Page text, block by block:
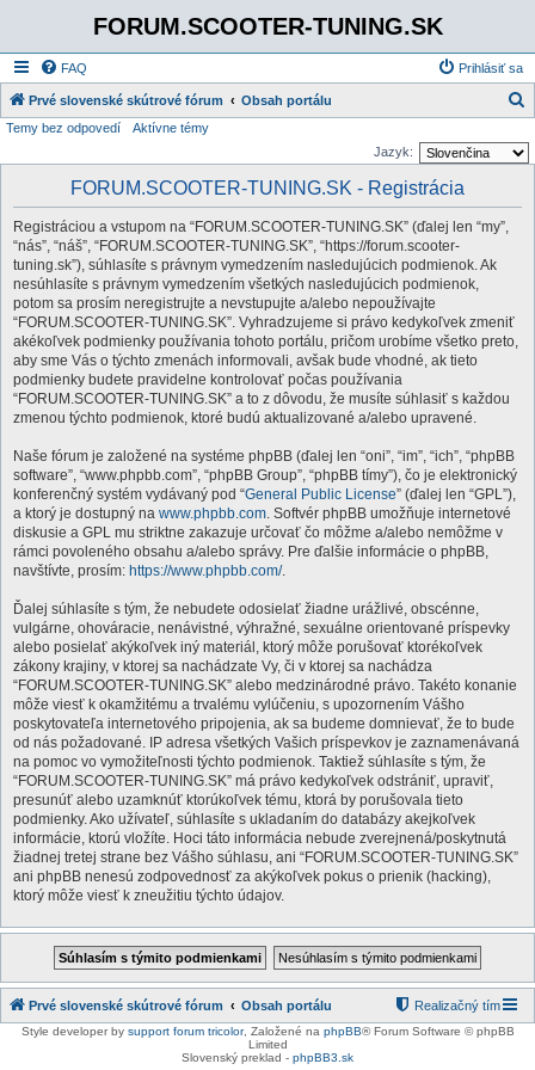
FORUM.SCOOTER-TUNING.SK
FAQ Prihlásiť sa
Prvé slovenské skútrové fórum Obsah portálu
Temy bez odpovedí
Aktívne témy
Jazyk:
FORUM.SCOOTER-TUNING.SK - Registrácia
Registráciou a vstupom na “FORUM.SCOOTER-TUNING.SK” (ďalej len “my”,
“nás”, “náš”, “FORUM.SCOOTER-TUNING.SK”, “https://forum.scooter-
tuning.sk”), súhlasíte s právnym vymedzením nasledujúcich podmienok. Ak
nesúhlasíte s právnym vymedzením všetkých nasledujúcich podmienok,
potom sa prosím neregistrujte a nevstupujte a/alebo nepoužívajte
“FORUM.SCOOTER-TUNING.SK”. Vyhradzujeme si právo kedykoľvek zmeniť
akékoľvek podmienky používania tohoto portálu, pričom urobíme všetko preto,
aby sme Vás o týchto zmenách informovali, avšak bude vhodné, ak tieto
podmienky budete pravidelne kontrolovať počas používania
“FORUM.SCOOTER-TUNING.SK” a to z dôvodu, že musíte súhlasiť s každou
zmenou týchto podmienok, ktoré budú aktualizované a/alebo upravené.
Naše fórum je založené na systéme phpBB (ďalej len “oni”, “im”, “ich”, “phpBB
software”, “www.phpbb.com”, “phpBB Group”, “phpBB tímy”), čo je elektronický
konferenčný systém vydávaný pod “General Public License” (ďalej len “GPL”),
a ktorý je dostupný na www.phpbb.com. Softvér phpBB umožňuje internetové
diskusie a GPL mu striktne zakazuje určovať čo môžme a/alebo nemôžme v
rámci povoleného obsahu a/alebo správy. Pre ďalšie informácie o phpBB,
navštívte, prosím: https://www.phpbb.com/.
Ďalej súhlasíte s tým, že nebudete odosielať žiadne urážlivé, obscénne,
vulgárne, ohováracie, nenávistné, výhražné, sexuálne orientované príspevky
alebo posielať akýkoľvek iný materiál, ktorý môže porušovať ktorékoľvek
zákony krajiny, v ktorej sa nachádzate Vy, či v ktorej sa nachádza
“FORUM.SCOOTER-TUNING.SK” alebo medzinárodné právo. Takéto konanie
môže viesť k okamžitému a trvalému vylúčeniu, s upozornením Vášho
poskytovateľa internetového pripojenia, ak sa budeme domnievať, že to bude
od nás požadované. IP adresa všetkých Vašich príspevkov je zaznamenávaná
na pomoc vo vymožiteľnosti týchto podmienok. Taktiež súhlasíte s tým, že
“FORUM.SCOOTER-TUNING.SK” má právo kedykoľvek odstrániť, upraviť,
presunúť alebo uzamknúť ktorúkoľvek tému, ktorá by porušovala tieto
podmienky. Ako užívateľ, súhlasíte s ukladaním do databázy akejkoľvek
informácie, ktorú vložíte. Hoci táto informácia nebude zverejnená/poskytnutá
žiadnej tretej strane bez Vášho súhlasu, ani “FORUM.SCOOTER-TUNING.SK”
ani phpBB nenesú zodpovednosť za akýkoľvek pokus o prienik (hacking),
ktorý môže viesť k zneužitiu týchto údajov.
Prvé slovenské skútrové fórum Obsah portálu Realizačný tím
Style developer by support forum tricolor, Založené na phpBB® Forum Software © phpBB
Limited
Slovenský preklad - phpBB3.sk